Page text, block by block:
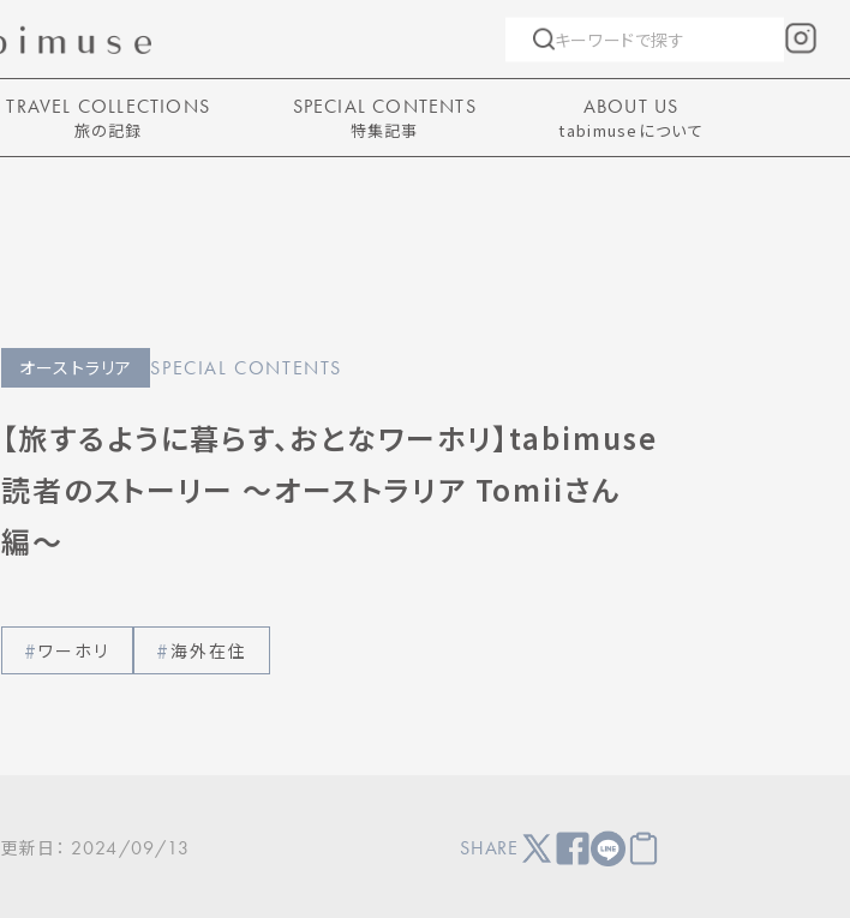
TRAVEL COLLECTIONS
旅の記録
SPECIAL CONTENTS
特集記事
ABOUT US
tabimuseについて
オーストラリア SPECIAL CONTENTS
【旅するように暮らす、おとなワーホリ】tabimuse
読者のストーリー 〜オーストラリア Tomiiさん
編〜
ワーホリ 海外在住
更新日： 2024/09/13 SHARE